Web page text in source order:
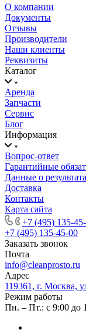
О компании
Документы
Отзывы
Производители
Наши клиенты
Реквизиты
Каталог
Аренда
Запчасти
Сервис
Блог
Информация
Вопрос-ответ
Гарантийные
Данные о
Доставка
Контакты
Карта сайта
+7 (495) 135-
+7 (495) 135-45-00
Заказать звонок
Почта
info@cleanprosto.ru
Адрес
119361, г. Москва,
Режим работы
Пн. – Пт.: с 9:00 до